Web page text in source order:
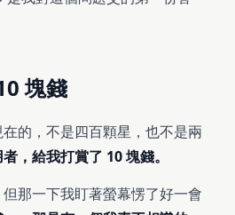
塊錢
的，不是四百顆星，也不是兩
，給我打賞了 10 塊錢。
那一下我盯著螢幕愣了好一會